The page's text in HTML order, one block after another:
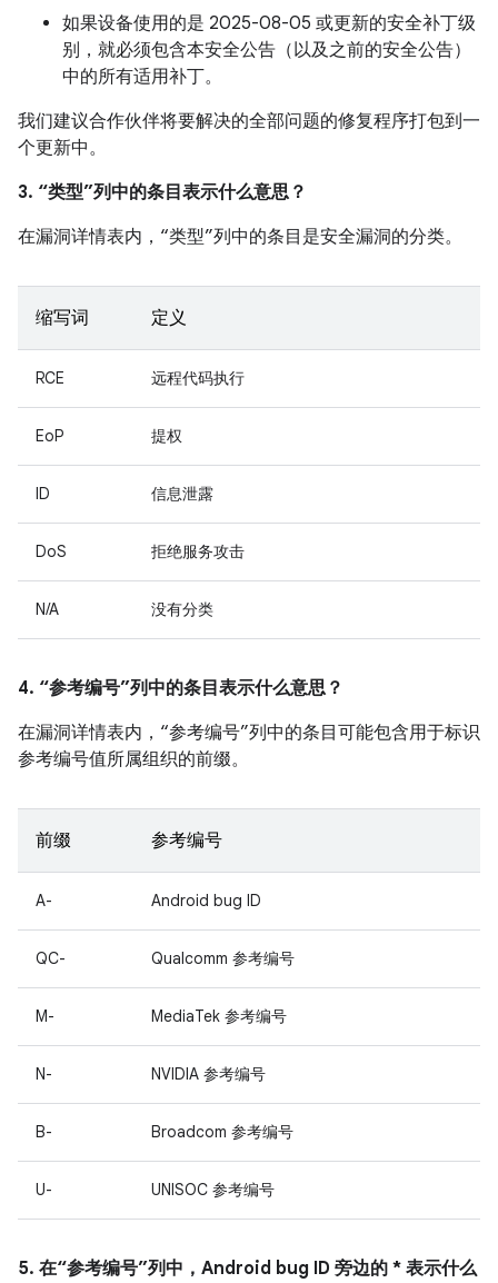
如果设备使用的是 2025-08-05 或更新的安全补丁级
别，就必须包含本安全公告（以及之前的安全公告）
中的所有适用补丁。
我们建议合作伙伴将要解决的全部问题的修复程序打包到一
个更新中。
3. “类型”列中的条目表示什么意思？
在漏洞详情表内，“类型”列中的条目是安全漏洞的分类。
缩写词 定义
RCE 远程代码执行
EoP 提权
ID 信息泄露
DoS 拒绝服务攻击
N/A 没有分类
4. “参考编号”列中的条目表示什么意思？
在漏洞详情表内，“参考编号”列中的条目可能包含用于标识
参考编号值所属组织的前缀。
前缀 参考编号
A- Android bug ID
QC- Qualcomm 参考编号
M- MediaTek 参考编号
N- NVIDIA 参考编号
B- Broadcom 参考编号
U- UNISOC 参考编号
5. 在“参考编号”列中，Android bug ID 旁边的 * 表示什么